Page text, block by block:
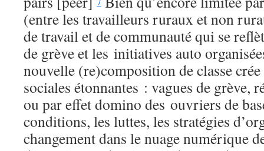
(entre les travailleurs ruraux et non
de travail et de communauté qui se
de grève et les initiatives auto
nouvelle (re)composition de classe
sociales étonnantes : vagues de grève,
ou par effet domino des ouvriers de
conditions, les luttes, les stratégies
changement dans le nuage numérique